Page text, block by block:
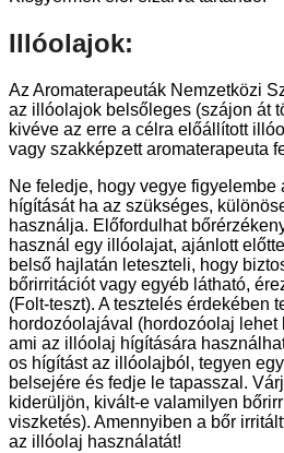
Illóolajok:
Az Aromaterapeuták Nemzetközi
az illóolajok belsőleges (szájon át
kivéve az erre a célra előállított
vagy szakképzett aromaterapeuta
Ne feledje, hogy vegye figyelembe
hígítását ha az szükséges,
használja. Előfordulhat
használ egy illóolajat, ajánlott
belső hajlatán leteszteli, hogy
bőrirritációt vagy egyéb látható,
(Folt-teszt). A tesztelés érdekében
hordozóolajával (hordozóolaj
ami az illóolaj hígítására
os hígítást az illóolajból, tegyen
belsejére és fedje le tapasszal.
kiderüljön, kivált-e valamilyen
viszketés). Amennyiben a bőr
az illóolaj használatát!